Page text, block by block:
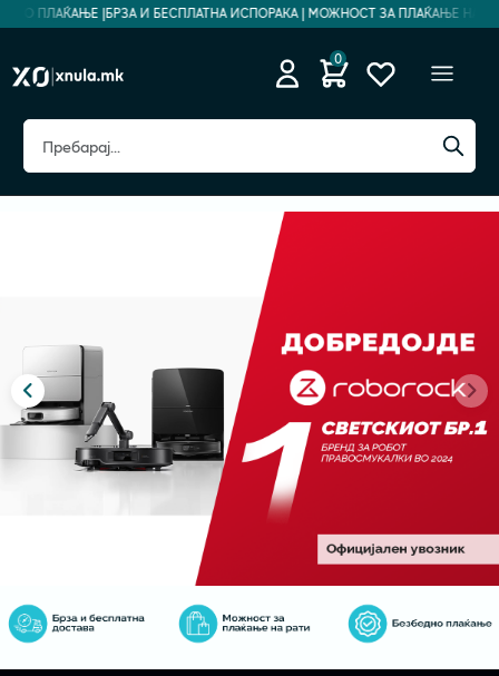
ПЛАЌАЊЕ |БРЗА И БЕСПЛАТНА ИСПОРАКА | МОЖНОСТ ЗА ПЛАЌАЊЕ НА РАТИ
0